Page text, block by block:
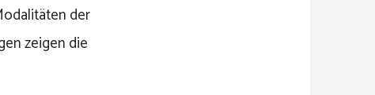
der
zeigen die